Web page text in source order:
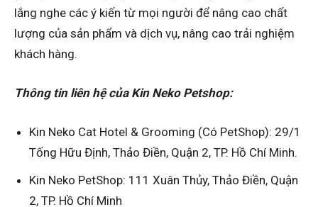
lắng nghe các ý kiến từ mọi người để nâng cao chất
lượng của sản phẩm và dịch vụ, nâng cao trải nghiệm
khách hàng.
Thông tin liên hệ của Kin Neko Petshop:
Kin Neko Cat Hotel & Grooming (Có PetShop): 29/1
Tống Hữu Định, Thảo Điền, Quận 2, TP. Hồ Chí Minh.
Kin Neko PetShop: 111 Xuân Thủy, Thảo Điền, Quận
2, TP. Hồ Chí Minh